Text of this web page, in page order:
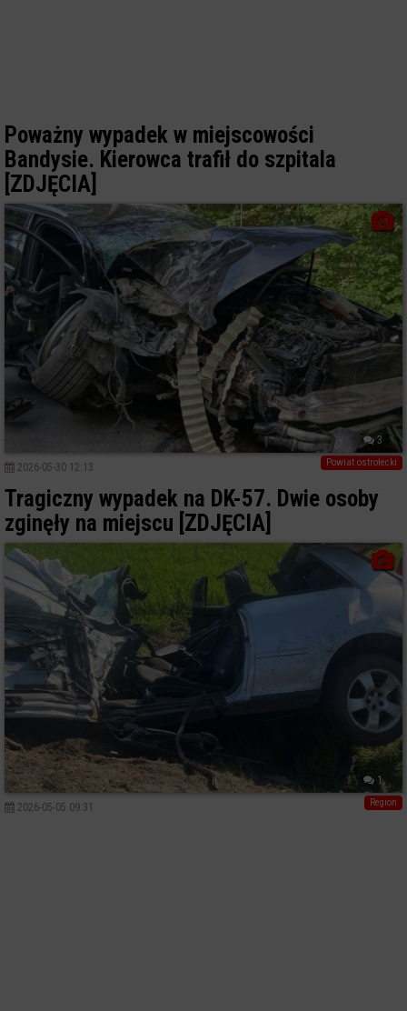
Poważny wypadek w miejscowości
Bandysie. Kierowca trafił do szpitala
[ZDJĘCIA]
3
Powiat ostrołecki
2026-05-30 12:13
Tragiczny wypadek na DK-57. Dwie osoby
zginęły na miejscu [ZDJĘCIA]
1
Region
2026-05-05 09:31